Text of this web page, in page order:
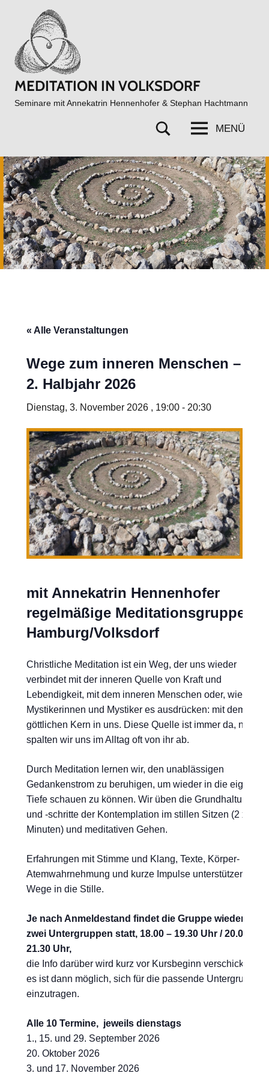
springen
MEDITATION IN VOLKSDORF
Seminare mit Annekatrin Hennenhofer & Stephan Hachtmann
MENÜ
« Alle Veranstaltungen
Wege zum inneren Menschen –
2. Halbjahr 2026
Dienstag, 3. November 2026 , 19:00 - 20:30
mit Annekatrin Hennenhofer
regelmäßige Meditationsgruppe in
Hamburg/Volksdorf
Christliche Meditation ist ein Weg, der uns wieder
verbindet mit der inneren Quelle von Kraft und
Lebendigkeit, mit dem inneren Menschen oder, wie die
Mystikerinnen und Mystiker es ausdrücken: mit dem
göttlichen Kern in uns. Diese Quelle ist immer da, nur
spalten wir uns im Alltag oft von ihr ab.
Durch Meditation lernen wir, den unablässigen
Gedankenstrom zu beruhigen, um wieder in die eigene
Tiefe schauen zu können. Wir üben die Grundhaltungen
und -schritte der Kontemplation im stillen Sitzen (2 x 25
Minuten) und meditativen Gehen.
Erfahrungen mit Stimme und Klang, Texte, Körper- und
Atemwahrnehmung und kurze Impulse unterstützen
Wege in die Stille.
Je nach Anmeldestand findet die Gruppe wieder in
zwei Untergruppen statt, 18.00 – 19.30 Uhr / 20.00 –
21.30 Uhr,
die Info darüber wird kurz vor Kursbeginn verschickt und
es ist dann möglich, sich für die passende Untergruppe
einzutragen.
Alle 10 Termine, jeweils dienstags
1., 15. und 29. September 2026
20. Oktober 2026
3. und 17. November 2026